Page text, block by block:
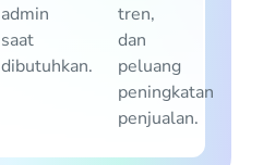
admin
saat
dibutuhkan.
tren,
dan
peluang
peningkatan
penjualan.